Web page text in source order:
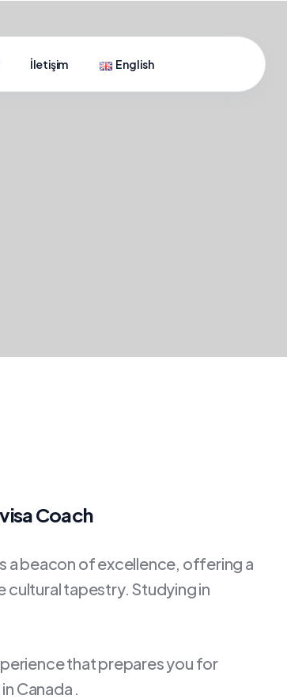
İletişim English
Coach
a beacon of excellence, offering a
tapestry. Studying in
that prepares you for
Canada .